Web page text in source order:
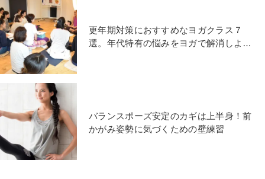
更年期対策におすすめなヨガクラス７
選。年代特有の悩みをヨガで解消しよ
バランスポーズ安定のカギは上半身！前
かがみ姿勢に気づくための壁練習